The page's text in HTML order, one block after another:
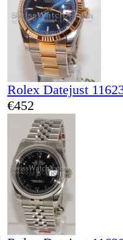
Rolex Datejust
€452